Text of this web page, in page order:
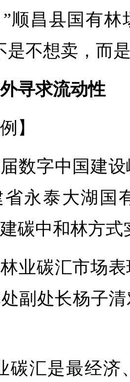
顺昌县国有
是不想卖，而
寻求流动性
】
数字中国建
永泰大湖国
碳中和林方
业碳汇市场
副处长杨子
碳汇是最经济